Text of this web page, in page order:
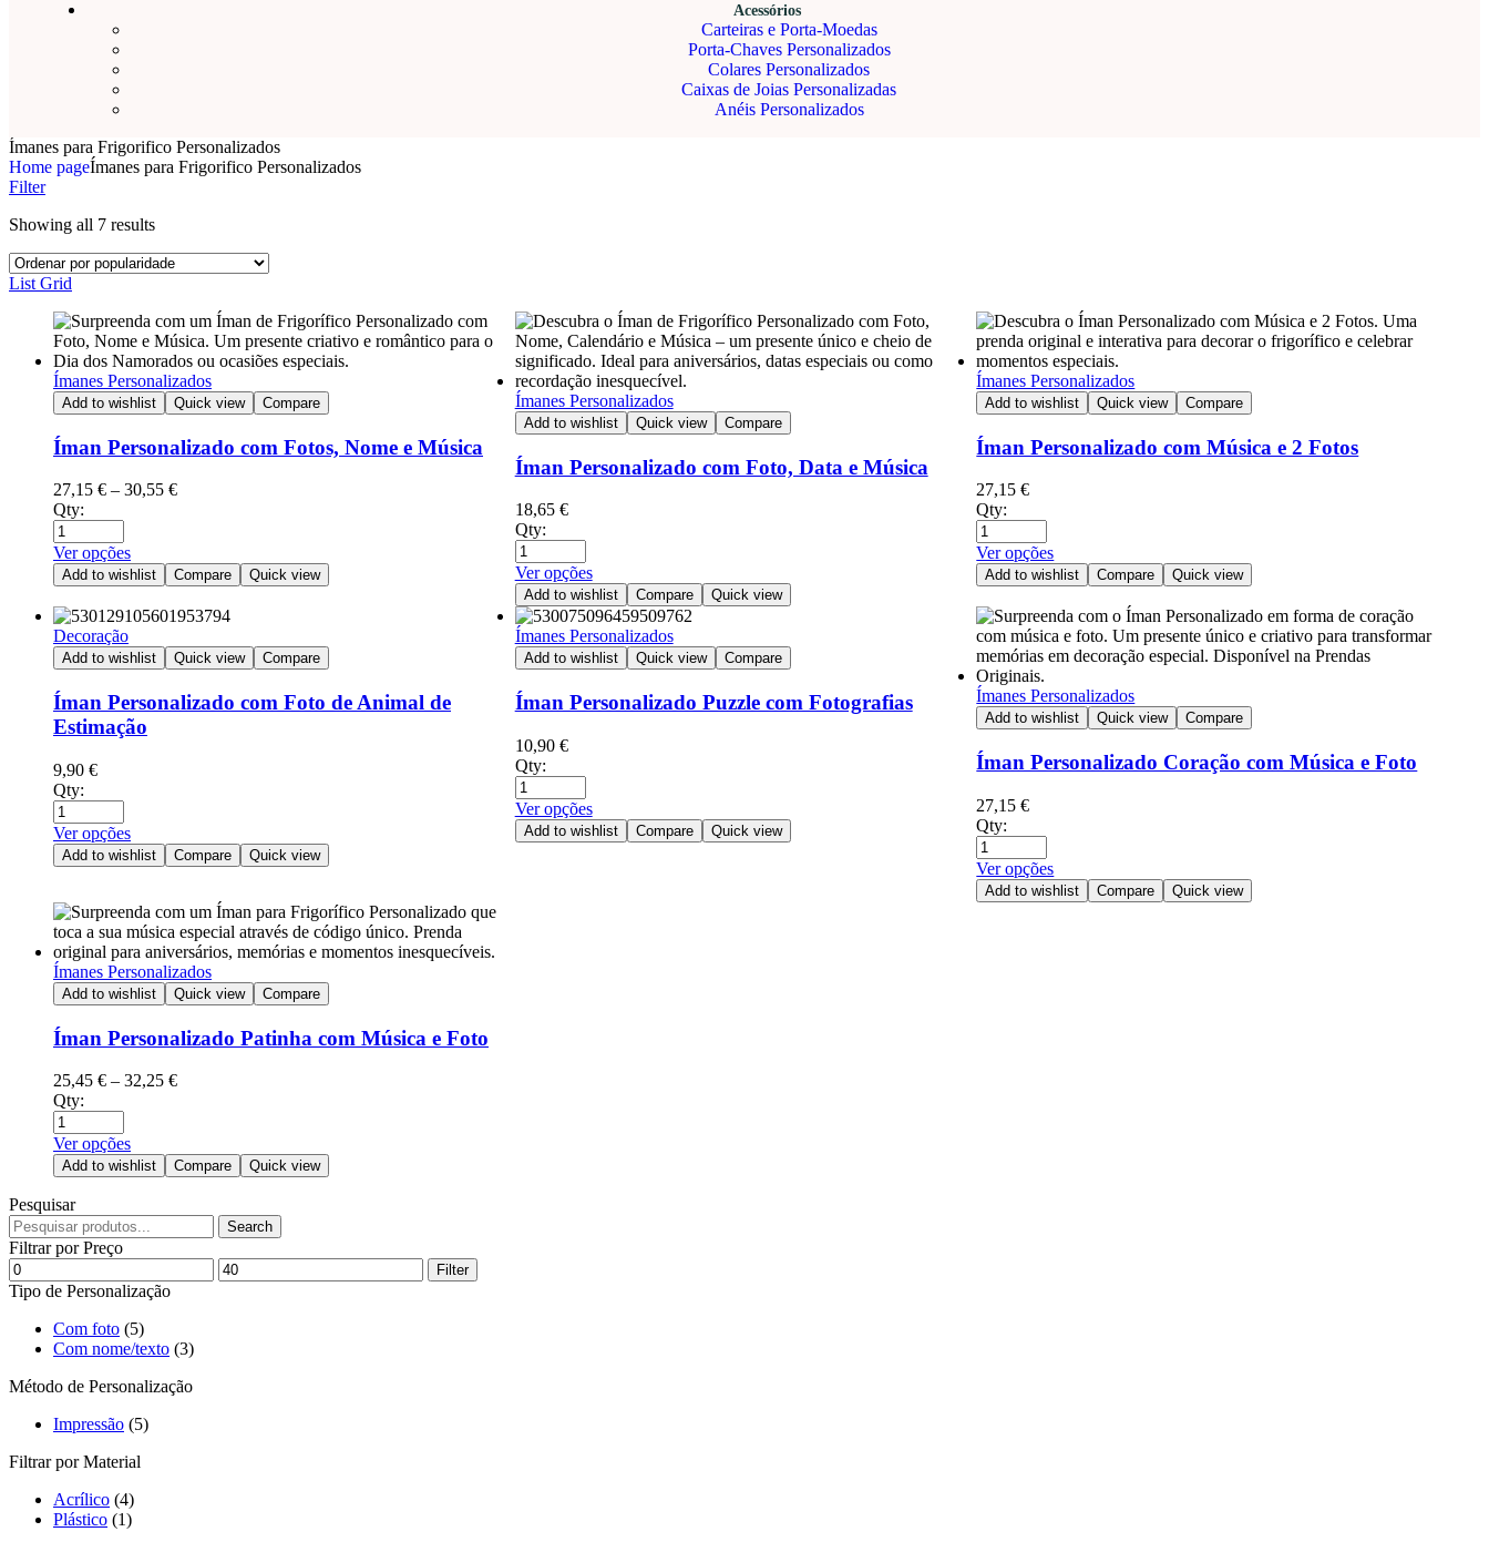
Acessórios
Carteiras e Porta-Moedas
Porta-Chaves Personalizados
Colares Personalizados
Caixas de Joias Personalizadas
Anéis Personalizados
Ímanes para Frigorifico Personalizados
Home pageÍmanes para Frigorifico Personalizados
Filter
Showing all 7 results
List Grid
Ímanes Personalizados
Add to wishlist Quick view Compare
Íman Personalizado com Fotos, Nome e Música
27,15 € – 30,55 €
Qty:
Ver opções
Add to wishlist Compare Quick view
Ímanes Personalizados
Add to wishlist Quick view Compare
Íman Personalizado com Foto, Data e Música
18,65 €
Qty:
Ver opções
Add to wishlist Compare Quick view
Ímanes Personalizados
Add to wishlist Quick view Compare
Íman Personalizado com Música e 2 Fotos
27,15€
Qty:
Ver opções
Add to wishlist Compare Quick view
Decoração
Add to wishlist Quick view Compare
Íman Personalizado com Foto de Animal de
Estimação
9,90 €
Qty:
Ver opções
Add to wishlist Compare Quick view
Ímanes Personalizados
Add to wishlist Quick view Compare
Íman Personalizado Puzzle com Fotografias
10,90 €
Qty:
Ver opções
Add to wishlist Compare Quick view
Ímanes Personalizados
Add to wishlist Quick view Compare
Íman Personalizado Coração com Música e Foto
27,15€
Qty:
Ver opções
Add to wishlist Compare Quick view
Ímanes Personalizados
Add to wishlist Quick view Compare
Íman Personalizado Patinha com Música e Foto
25,45 € – 32,25 €
Qty:
Ver opções
Add to wishlist Compare Quick view
Pesquisar
Search
Filtrar por Preço
Filter
Tipo de Personalização
Com foto (5)
Com nome/texto (3)
Método de Personalização
Impressão (5)
Filtrar por Material
Acrílico (4)
Plástico (1)